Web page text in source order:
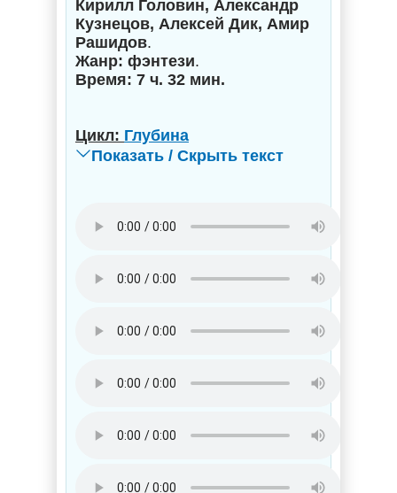
Кирилл Головин, Александр
Кузнецов, Алексей Дик, Амир
Рашидов.
Жанр: фэнтези.
Время: 7 ч. 32 мин.
Цикл: Глубина
Показать / Скрыть текст